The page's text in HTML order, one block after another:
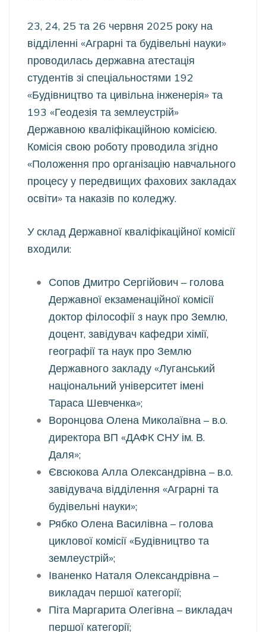
23, 24, 25 та 26 червня 2025 року на
відділенні «Аграрні та будівельні науки»
проводилась державна атестація
студентів зі спеціальностями 192
«Будівництво та цивільна інженерія» та
193 «Геодезія та землеустрій»
Державною кваліфікаційною комісією.
Комісія свою роботу проводила згідно
«Положення про організацію навчального
процесу у передвищих фахових закладах
освіти» та наказів по коледжу.
У склад Державної кваліфікаційної комісії
входили:
Сопов Дмитро Сергійович – голова
Державної екзаменаційної комісії
доктор філософії з наук про Землю,
доцент, завідувач кафедри хімії,
географії та наук про Землю
Державного закладу «Луганський
національний університет імені
Тараса Шевченка»;
Воронцова Олена Миколаївна – в.о.
директора ВП «ДАФК СНУ ім. В.
Даля»;
Євсюкова Алла Олександрівна – в.о.
завідувача відділення «Аграрні та
будівельні науки»;
Рябко Олена Василівна – голова
циклової комісії «Будівництво та
землеустрій»;
Іваненко Наталя Олександрівна –
викладач першої категорії;
Піта Маргарита Олегівна – викладач
першої категорії;